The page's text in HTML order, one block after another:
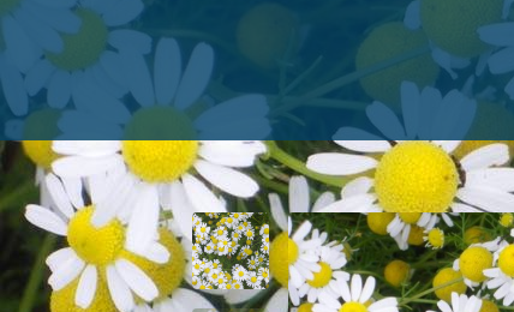
Accueil > Produits > Graines